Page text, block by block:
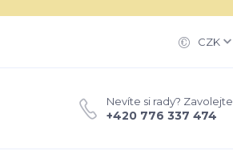
CZK
Nevíte si rady? Zavolejte.
+420 776 337 474